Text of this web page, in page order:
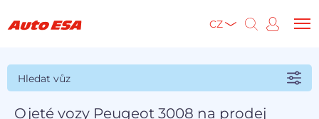
CZ
Hledat vůz
Ojeté vozy Peugeot 3008 na prodej